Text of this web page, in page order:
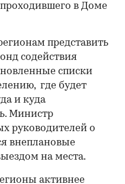
в Доме
представить
содействия
списки
где будет
и куда
Министр
руководителей о
внеплановые
на места.
активнее